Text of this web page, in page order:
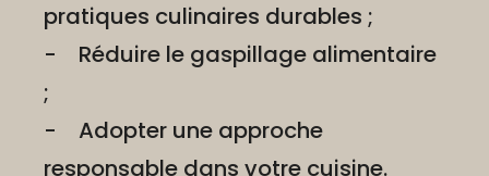
pratiques culinaires durables ;
- Réduire le gaspillage alimentaire
;
- Adopter une approche
responsable dans votre cuisine.